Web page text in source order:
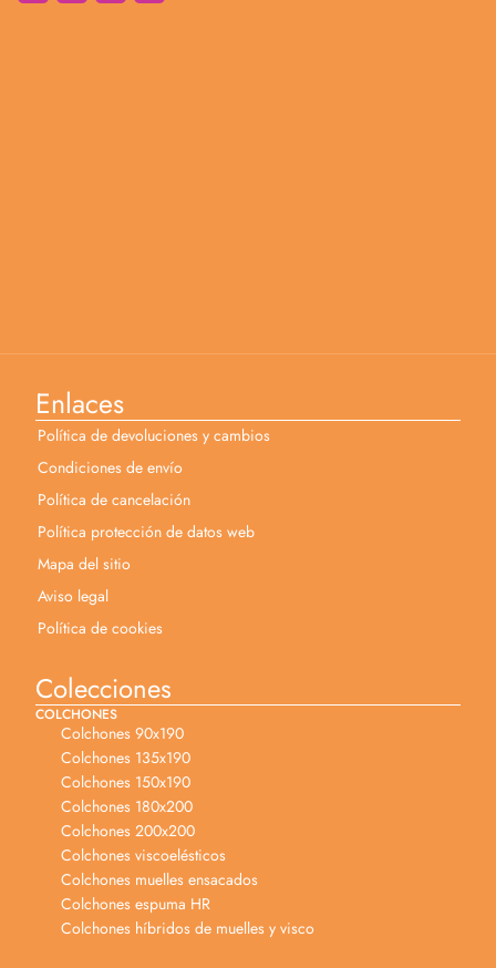
Enlaces
Política de devoluciones y cambios
Condiciones de envío
Política de cancelación
Política protección de datos web
Mapa del sitio
Aviso legal
Política de cookies
Colecciones
COLCHONES
Colchones 90x190
Colchones 135x190
Colchones 150x190
Colchones 180x200
Colchones 200x200
Colchones viscoelésticos
Colchones muelles ensacados
Colchones espuma HR
Colchones híbridos de muelles y visco